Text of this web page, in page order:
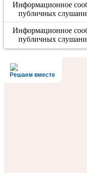
Информационное
публичных
Информационное
публичных
Решаем вместе